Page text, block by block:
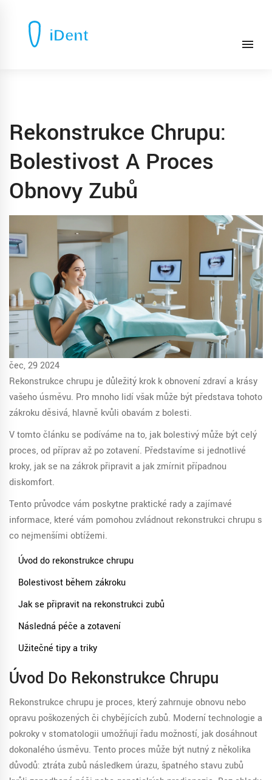
Rekonstrukce Chrupu:
Bolestivost A Proces
Obnovy Zubů
čec, 29 2024
Rekonstrukce chrupu je důležitý krok k obnovení zdraví a krásy
vašeho úsměvu. Pro mnoho lidí však může být představa tohoto
zákroku děsivá, hlavně kvůli obavám z bolesti.
V tomto článku se podíváme na to, jak bolestivý může být celý
proces, od příprav až po zotavení. Představíme si jednotlivé
kroky, jak se na zákrok připravit a jak zmírnit případnou
diskomfort.
Tento průvodce vám poskytne praktické rady a zajímavé
informace, které vám pomohou zvládnout rekonstrukci chrupu s
co nejmenšími obtížemi.
Úvod do rekonstrukce chrupu
Bolestivost během zákroku
Jak se připravit na rekonstrukci zubů
Následná péče a zotavení
Užitečné tipy a triky
Úvod Do Rekonstrukce Chrupu
Rekonstrukce chrupu je proces, který zahrnuje obnovu nebo
opravu poškozených či chybějících zubů. Moderní technologie a
pokroky v stomatologii umožňují řadu možností, jak dosáhnout
dokonalého úsměvu. Tento proces může být nutný z několika
důvodů: ztráta zubů následkem úrazu, špatného stavu zubů